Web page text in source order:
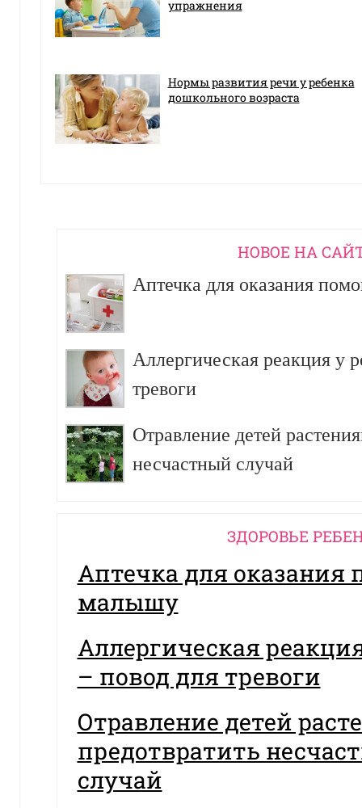
упражнения
Нормы развития речи у ребенка
дошкольного возраста
НОВОЕ НА
Аптечка для оказания
Аллергическая реакция у
тревоги
Отравление детей
несчастный случай
ЗДОРОВЬЕ
Аптечка для
малышу
Аллергическая
– повод для тревоги
Отравление детей
предотвратить
случай